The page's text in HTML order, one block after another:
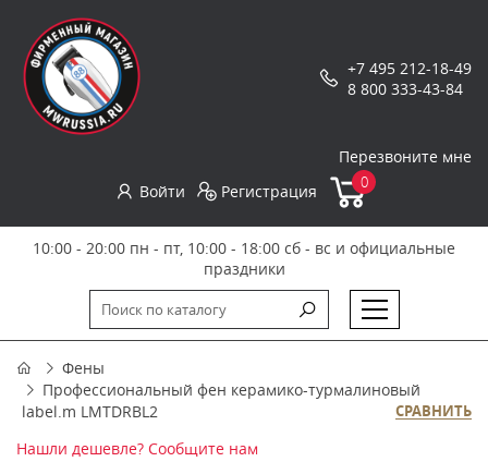
+7 495 212-18-49
8 800 333-43-84
Перезвоните мне
Войти
Регистрация 0
10:00 - 20:00 пн - пт, 10:00 - 18:00 сб - вс и официальные
праздники
Фены
Профессиональный фен керамико-турмалиновый
label.m LMTDRBL2
СРАВНИТЬ
Нашли дешевле? Сообщите нам